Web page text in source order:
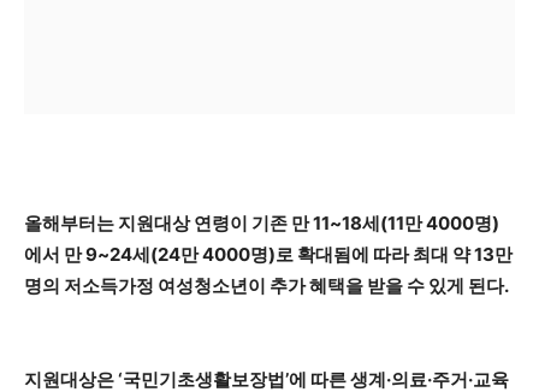
올해부터는 지원대상 연령이 기존 만 11~18세(11만 4000명)
에서 만 9~24세(24만 4000명)로 확대됨에 따라 최대 약 13만
명의 저소득가정 여성청소년이 추가 혜택을 받을 수 있게 된다.
지원대상은 ‘국민기초생활보장법’에 따른 생계·의료·주거·교육